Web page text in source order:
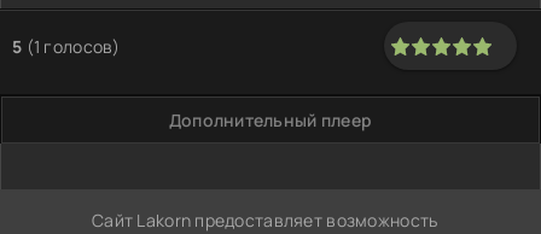
5 (1 голосов)
Дополнительный плеер
Сайт Lakorn предоставляет возможность